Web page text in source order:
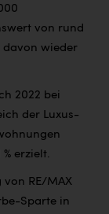
von rund
davon wieder
2022 bei
der Luxus-
erzielt.
RE/MAX
Sparte in